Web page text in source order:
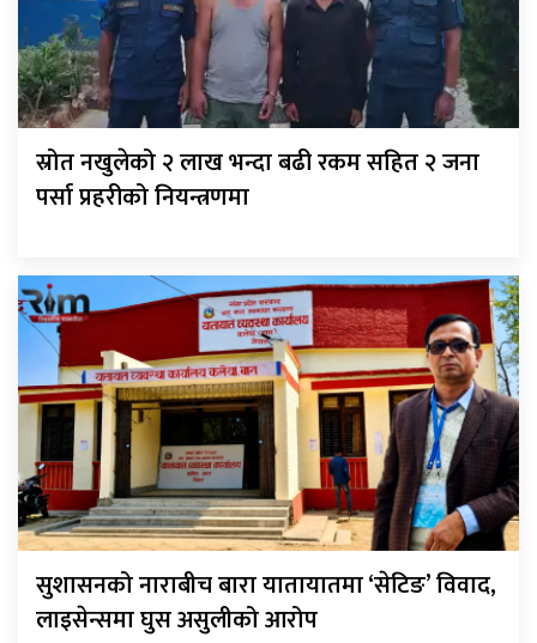
स्रोत नखुलेको २ लाख भन्दा बढी रकम सहित २ जना
पर्सा प्रहरीको नियन्त्रणमा
सुशासनको नाराबीच बारा यातायातमा ‘सेटिङ’ विवाद,
लाइसेन्समा घुस असुलीको आरोप